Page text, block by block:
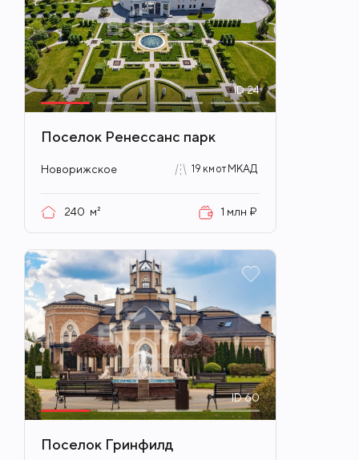
ID24
Поселок Ренессанс парк
Новорижское 19 км от МКАД
240 м² 1 млн ₽
ID60
Поселок Гринфилд